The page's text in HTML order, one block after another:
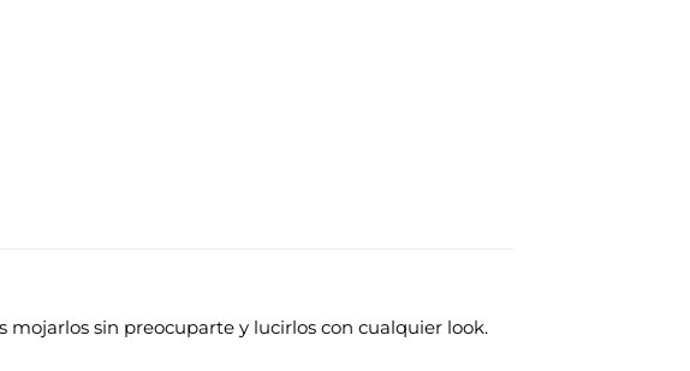
mojarlos sin preocuparte y lucirlos con cualquier look.